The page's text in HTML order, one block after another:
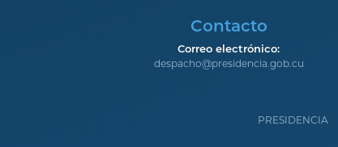
Contacto
Correo electrónico:
despacho@presidencia.gob.cu
PRESIDENCIA